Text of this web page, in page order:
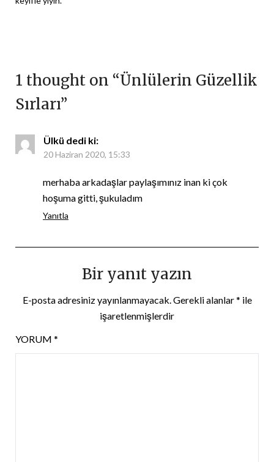
1 thought on “Ünlülerin Güzellik
Sırları”
Ülkü dedi ki:
20 Haziran 2020, 15:33
merhaba arkadaşlar paylaşımınız inan ki çok
hoşuma gitti, şukuladım
Yanıtla
Bir yanıt yazın
E-posta adresiniz yayınlanmayacak.Gerekli alanlar* ile
işaretlenmişlerdir
YORUM *